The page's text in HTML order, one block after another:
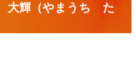
輝（やまうち た